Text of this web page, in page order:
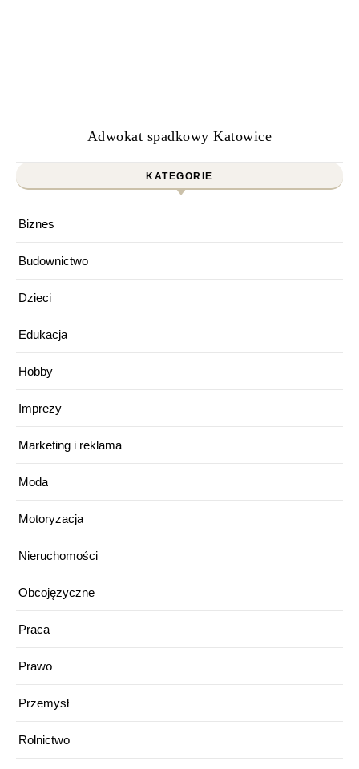
Adwokat spadkowy Katowice
KATEGORIE
Biznes
Budownictwo
Dzieci
Edukacja
Hobby
Imprezy
Marketing i reklama
Moda
Motoryzacja
Nieruchomości
Obcojęzyczne
Praca
Prawo
Przemysł
Rolnictwo